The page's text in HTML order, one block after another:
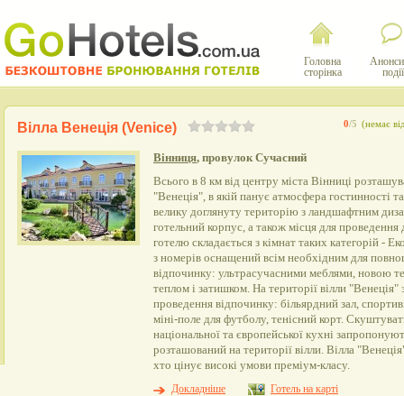
Головна
сторінка
події
0/5 (немає
Вілла Венеція (Venice)
Вінниця, провулок Сучасний
Всього в 8 км від центру міста Вінниці
"Венеція", в якій панує атмосфера гостинності
велику доглянуту територію з ландшафтним
готельний корпус, а також місця для
готелю складається з кімнат таких категорій -
з номерів оснащений всім необхідним для
відпочинку: ультрасучасними меблями, новою
теплом і затишком. На території вілли "Венеція"
проведення відпочинку: більярдний зал,
міні-поле для футболу, тенісний корт.
національної та європейської кухні
розташований на території вілли. Вілла
хто цінує високі умови преміум-класу.
Докладніше
Готель на карті